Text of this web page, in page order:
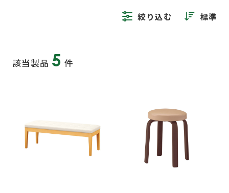
絞り込む 標準
該当製品 5 件